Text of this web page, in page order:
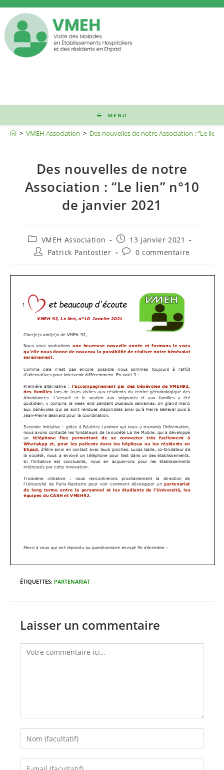
Skip
content
MENU
Blog
> VMEH Association > Des nouvelles de notre Association : “Le
Des nouvelles de notre
Association : “Le lien” n°10
de janvier 2021
Post
category:
VMEH Association
Publication
publiée :
13 janvier 2021
Auteur/autrice
Patrick Pantostier
Commentaires
0 commentaire
ÉTIQUETTES: PARTENARIAT
Laisser un commentaire
Comment
your
name